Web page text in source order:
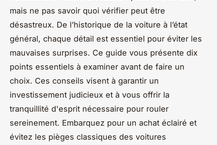
mais ne pas savoir quoi vérifier peut être
désastreux. De l’historique de la voiture à l’état
général, chaque détail est essentiel pour éviter les
mauvaises surprises. Ce guide vous présente dix
points essentiels à examiner avant de faire un
choix. Ces conseils visent à garantir un
investissement judicieux et à vous offrir la
tranquillité d'esprit nécessaire pour rouler
sereinement. Embarquez pour un achat éclairé et
évitez les pièges classiques des voitures